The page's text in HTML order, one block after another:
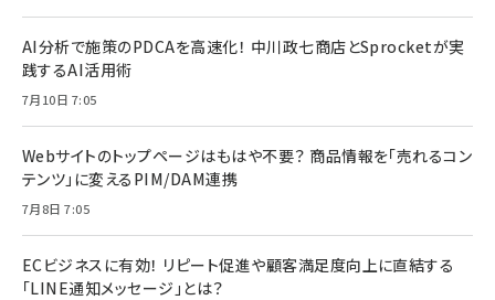
AI分析で施策のPDCAを高速化！ 中川政七商店とSprocketが実
践するAI活用術
7月10日 7:05
Webサイトのトップページはもはや不要？ 商品情報を「売れるコン
テンツ」に変えるPIM/DAM連携
7月8日 7:05
ECビジネスに有効！ リピート促進や顧客満足度向上に直結する
「LINE通知メッセージ」とは？